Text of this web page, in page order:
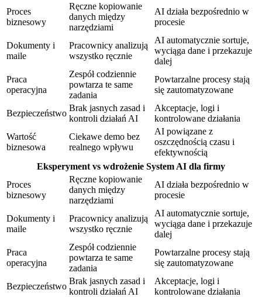
Proces
biznesowy
Ręczne kopiowanie
danych między
narzędziami
AI działa bezpośrednio w
procesie
Dokumenty i
maile
Pracownicy analizują
wszystko ręcznie
AI automatycznie sortuje,
wyciąga dane i przekazuje
dalej
Praca
operacyjna
Zespół codziennie
powtarza te same
zadania
Powtarzalne procesy stają
się zautomatyzowane
Bezpieczeństwo
Brak jasnych zasad i
kontroli działań AI
Akceptacje, logi i
kontrolowane działania
Wartość
biznesowa
Ciekawe demo bez
realnego wpływu
AI powiązane z
oszczędnością czasu i
efektywnością
Eksperyment vs wdrożenie System AI dla firmy
Proces
biznesowy
Ręczne kopiowanie
danych między
narzędziami
AI działa bezpośrednio w
procesie
Dokumenty i
maile
Pracownicy analizują
wszystko ręcznie
AI automatycznie sortuje,
wyciąga dane i przekazuje
dalej
Praca
operacyjna
Zespół codziennie
powtarza te same
zadania
Powtarzalne procesy stają
się zautomatyzowane
Bezpieczeństwo
Brak jasnych zasad i
kontroli działań AI
Akceptacje, logi i
kontrolowane działania